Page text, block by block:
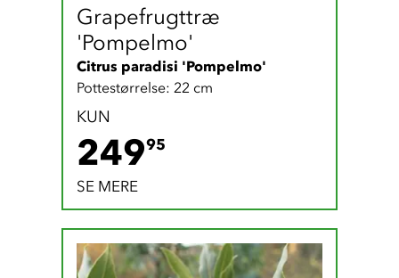
Grapefrugttræ
'Pompelmo'
Citrus paradisi 'Pompelmo'
Pottestørrelse: 22 cm
KUN
24995
SE MERE